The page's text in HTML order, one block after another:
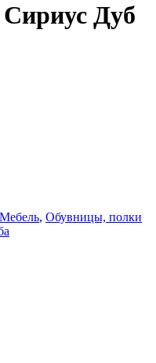
Дуб
Мебель, Обувницы, полки